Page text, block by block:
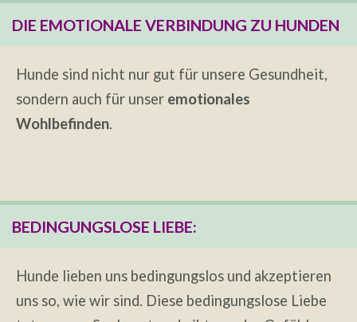
DIE EMOTIONALE VERBINDUNG ZU HUNDEN
Hunde sind nicht nur gut für unsere Gesundheit,
sondern auch für unser emotionales
Wohlbefinden.
BEDINGUNGSLOSE LIEBE:
Hunde lieben uns bedingungslos und akzeptieren
uns so, wie wir sind. Diese bedingungslose Liebe